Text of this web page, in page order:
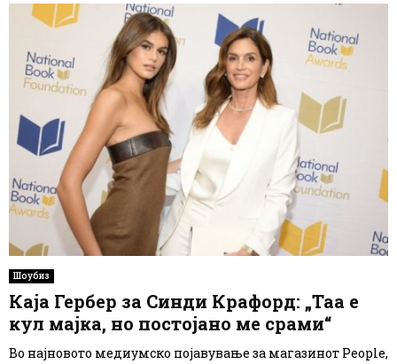
Шоубиз
Каја Гербер за Синди Крафорд: „Таа е
кул мајка, но постојано ме срами“
Во најновото медиумско појавување за магазинот People,